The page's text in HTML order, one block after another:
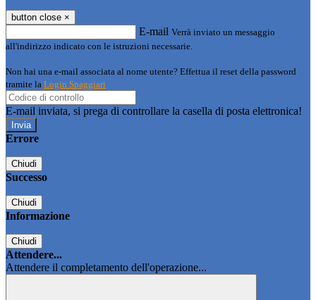
button close ×
E-mail Verrà inviato un messaggio
all'indirizzo indicato con le istruzioni necessarie.
Non hai una e-mail associata al nome utente? Effettua il reset della password
tramite la Login Spaggiari
E-mail inviata, si prega di controllare la casella di posta elettronica!
Errore
Chiudi
Successo
Chiudi
Informazione
Chiudi
Attendere...
Attendere il completamento dell'operazione...